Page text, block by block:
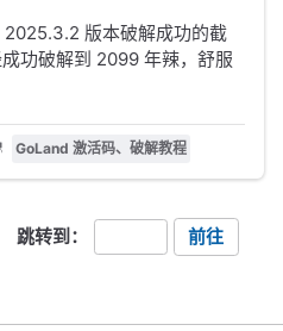
版本破解成功的截
功破解到 2099 年辣，舒服
GoLand 激活码、破解教程
跳转到： 前往